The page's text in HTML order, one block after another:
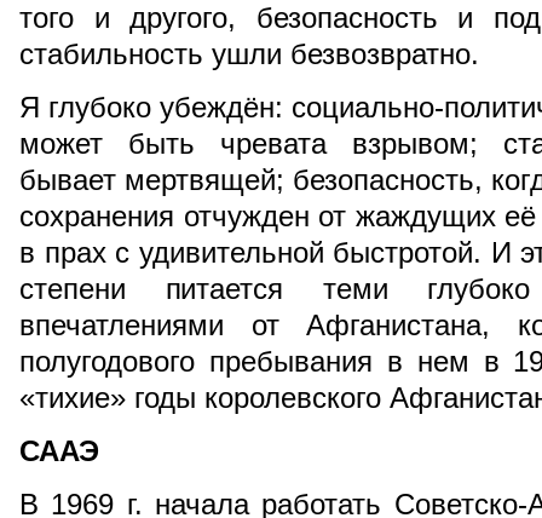
того и другого, безопасность и
стабильность ушли безвозвратно.
Я глубоко убеждён: социально-
может быть чревата взрывом;
бывает мертвящей; безопасность,
сохранения отчужден от жаждущих
в прах с удивительной быстротой. И
степени питается теми
впечатлениями от
полугодового пребывания в нем в
«тихие» годы королевского
СААЭ
В 1969 г. начала работать Советско-